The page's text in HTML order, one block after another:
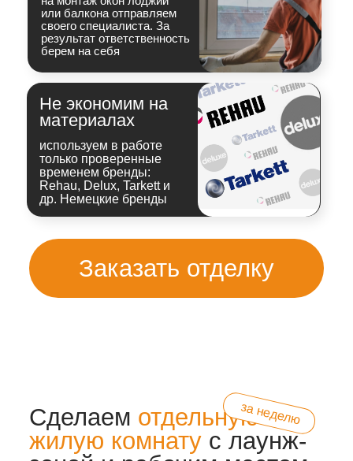
Выберите мессенджер
Введите номер телефона
+7
Скачать каталог
Нажимая на кнопку, вы соглашаетесь
с политикой конфиденциальности
Сергей Хохрин